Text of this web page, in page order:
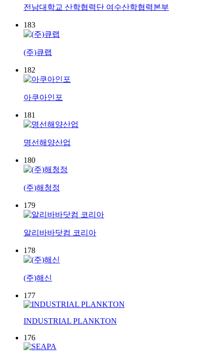
전남대학교 산학협력단 여수산학협력본부
183
(주)큐랩
182
아쿠아인포
181
명선해양산업
180
(주)해청정
179
알리바바닷컴 코리아
178
(주)해신
177
INDUSTRIAL PLANKTON
176